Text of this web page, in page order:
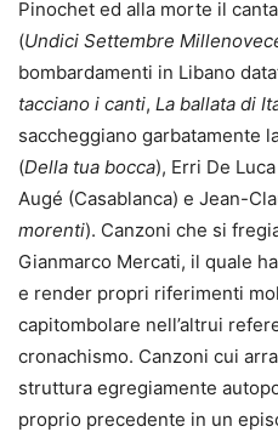
Pinochet ed alla morte il
(Undici Settembre
bombardamenti in Libano
tacciano i canti, La ballata di
saccheggiano garbatamente
(Della tua bocca), Erri De
Augé (Casablanca) e Jean-
morenti). Canzoni che si
Gianmarco Mercati, il quale
e render propri riferimenti
capitombolare nell’altrui
cronachismo. Canzoni cui
struttura egregiamente
proprio precedente in un